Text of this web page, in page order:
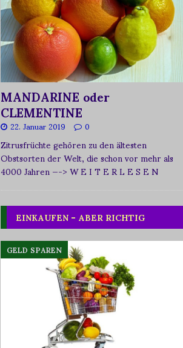
MANDARINE oder
CLEMENTINE
22. Januar 2019 0
Zitrusfrüchte gehören zu den ältesten
Obstsorten der Welt, die schon vor mehr als
4000 Jahren—-> W E I T E R L E S E N
EINKAUFEN – ABER RICHTIG
GELD SPAREN